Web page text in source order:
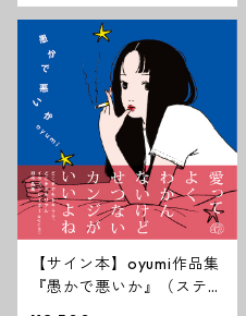
【サイン本】oyumi作品集
『愚かで悪いか』（ステッ